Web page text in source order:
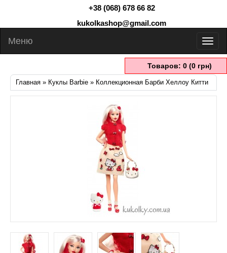
Товаров: 0 (0 грн)
+38 (068) 678 66 82
kukolkashop@gmail.com
Меню
Главная » Куклы Barbie » Коллекционная Барби Хеллоу Китти